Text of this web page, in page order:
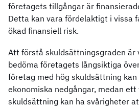
företagets tillgångar är
Detta kan vara fördelaktigt i vissa
ökad finansiell risk.
Att förstå skuldsättningsgraden är
bedöma företagets långsiktiga
företag med hög skuldsättning
ekonomiska nedgångar, medan
skuldsättning kan ha svårigheter